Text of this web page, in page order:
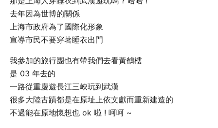
去年因為世博的關係
上海市政府為了國際化形象
宣導市民不要穿著睡衣出門
我參加的旅行團也有帶我們去看黃鶴樓
是 03 年去的
一路從重慶遊長江三峽玩到武漢
很多大陸古蹟都是在原址上依文獻而重新建造的
不過能在原地懷想也 ok 啦 ! 呵呵 ~